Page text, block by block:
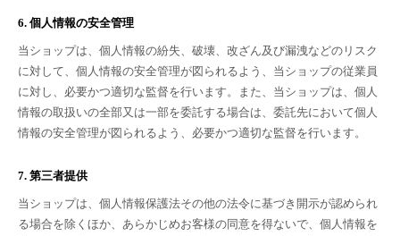
6. 個人情報の安全管理
当ショップは、個人情報の紛失、破壊、改ざん及び漏洩などのリスク
に対して、個人情報の安全管理が図られるよう、当ショップの従業員
に対し、必要かつ適切な監督を行います。また、当ショップは、個人
情報の取扱いの全部又は一部を委託する場合は、委託先において個人
情報の安全管理が図られるよう、必要かつ適切な監督を行います。
7. 第三者提供
当ショップは、個人情報保護法その他の法令に基づき開示が認められ
る場合を除くほか、あらかじめお客様の同意を得ないで、個人情報を